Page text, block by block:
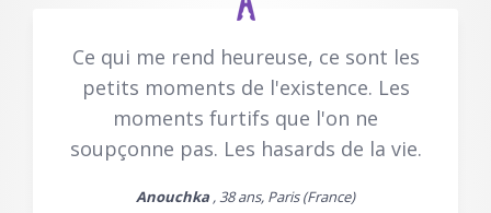
Ce qui me rend heureuse, ce sont les
petits moments de l'existence. Les
moments furtifs que l'on ne
soupçonne pas. Les hasards de la vie.
Anouchka , 38 ans, Paris (France)